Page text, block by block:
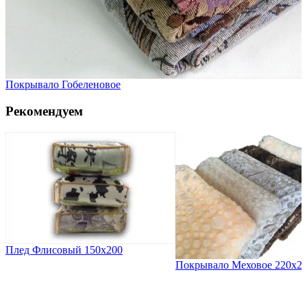
Покрывало Гобеленовое
Рекомендуем
Плед Флисовый 150х200
Покрывало Меховое